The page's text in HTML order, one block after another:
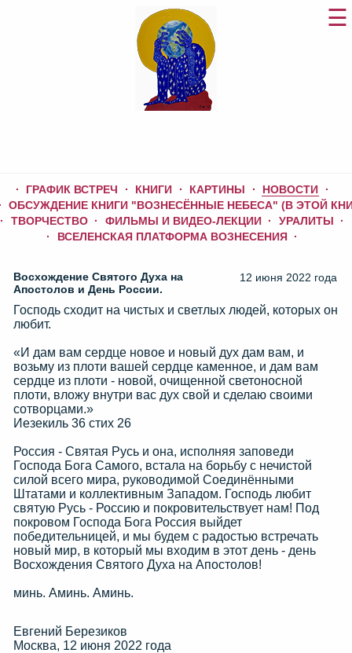
ГРАФИК ВСТРЕЧ КНИГИ КАРТИНЫ
НОВОСТИ
ОБСУЖДЕНИЕ КНИГИ "ВОЗНЕСЁННЫЕ НЕБЕСА" (В ЭТОЙ
ТВОРЧЕСТВО
ФИЛЬМЫ И ВИДЕО-ЛЕКЦИИ
УРАЛИТЫ
ВСЕЛЕНСКАЯ ПЛАТФОРМА ВОЗНЕСЕНИЯ
12 июня 2022 года
Восхождение Святого Духа на
Апостолов и День России.
Господь сходит на чистых и светлых людей, которых он
любит.
«И дам вам сердце новое и новый дух дам вам, и
возьму из плоти вашей сердце каменное, и дам вам
сердце из плоти - новой, очищенной светоносной
плоти, вложу внутри вас дух свой и сделаю своими
сотворцами.»
Иезекиль 36 стих 26
Россия - Святая Русь и она, исполняя заповеди
Господа Бога Самого, встала на борьбу с нечистой
силой всего мира, руководимой Соединёнными
Штатами и коллективным Западом. Господь любит
святую Русь - Россию и покровительствует нам! Под
покровом Господа Бога Россия выйдет
победительницей, и мы будем с радостью встречать
новый мир, в который мы входим в этот день - день
Восхождения Святого Духа на Апостолов!
минь. Аминь. Аминь.
Евгений Березиков
Москва, 12 июня 2022 года